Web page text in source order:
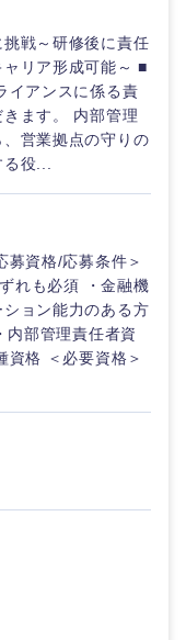
戦～研修後に責任
リア形成可能～ ■
イアンスに係る責
ます。 内部管理
営業拠点の守りの
役...
募資格/応募条件＞
れも必須 ・金融機
ョン能力のある方
内部管理責任者資
資格 ＜必要資格＞